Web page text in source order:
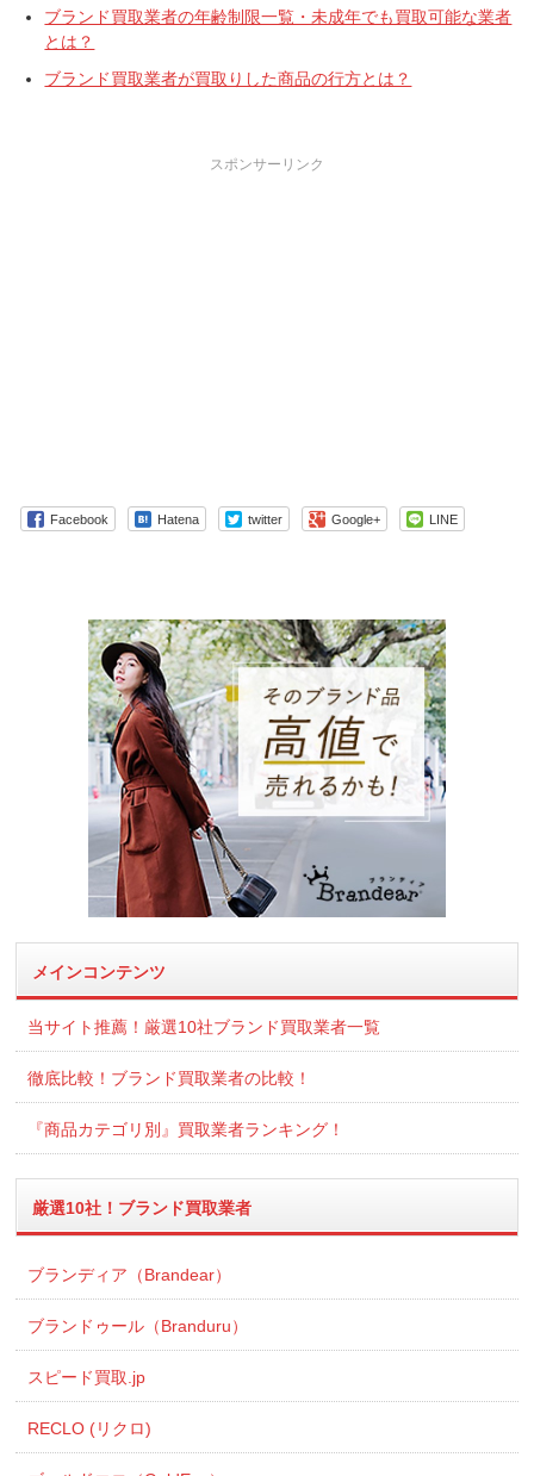
ブランド買取業者の年齢制限一覧・未成年でも買取可能な業者
とは？
ブランド買取業者が買取りした商品の行方とは？
スポンサーリンク
Facebook Hatena twitter Google+ LINE
メインコンテンツ
当サイト推薦！厳選10社ブランド買取業者一覧
徹底比較！ブランド買取業者の比較！
『商品カテゴリ別』買取業者ランキング！
厳選10社！ブランド買取業者
ブランディア（Brandear）
ブランドゥール（Branduru）
スピード買取.jp
RECLO (リクロ)